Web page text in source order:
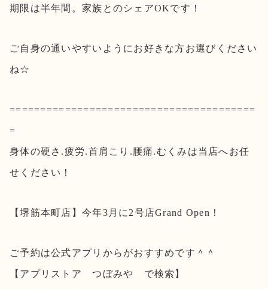
期限は半年間。家族とのシェアOKです！
ご自身の通いやすいようにお好きな方お選びください
ね☆
========================================
=
身体の硬さ.疲労.首肩こり.腰痛.むくみは当店へお任
せください！
【堺筋本町店】今年3月に2号店Grand Open！
ご予約は公式アプリからがおすすめです＾＾
【アプリストア つぼみや で検索】